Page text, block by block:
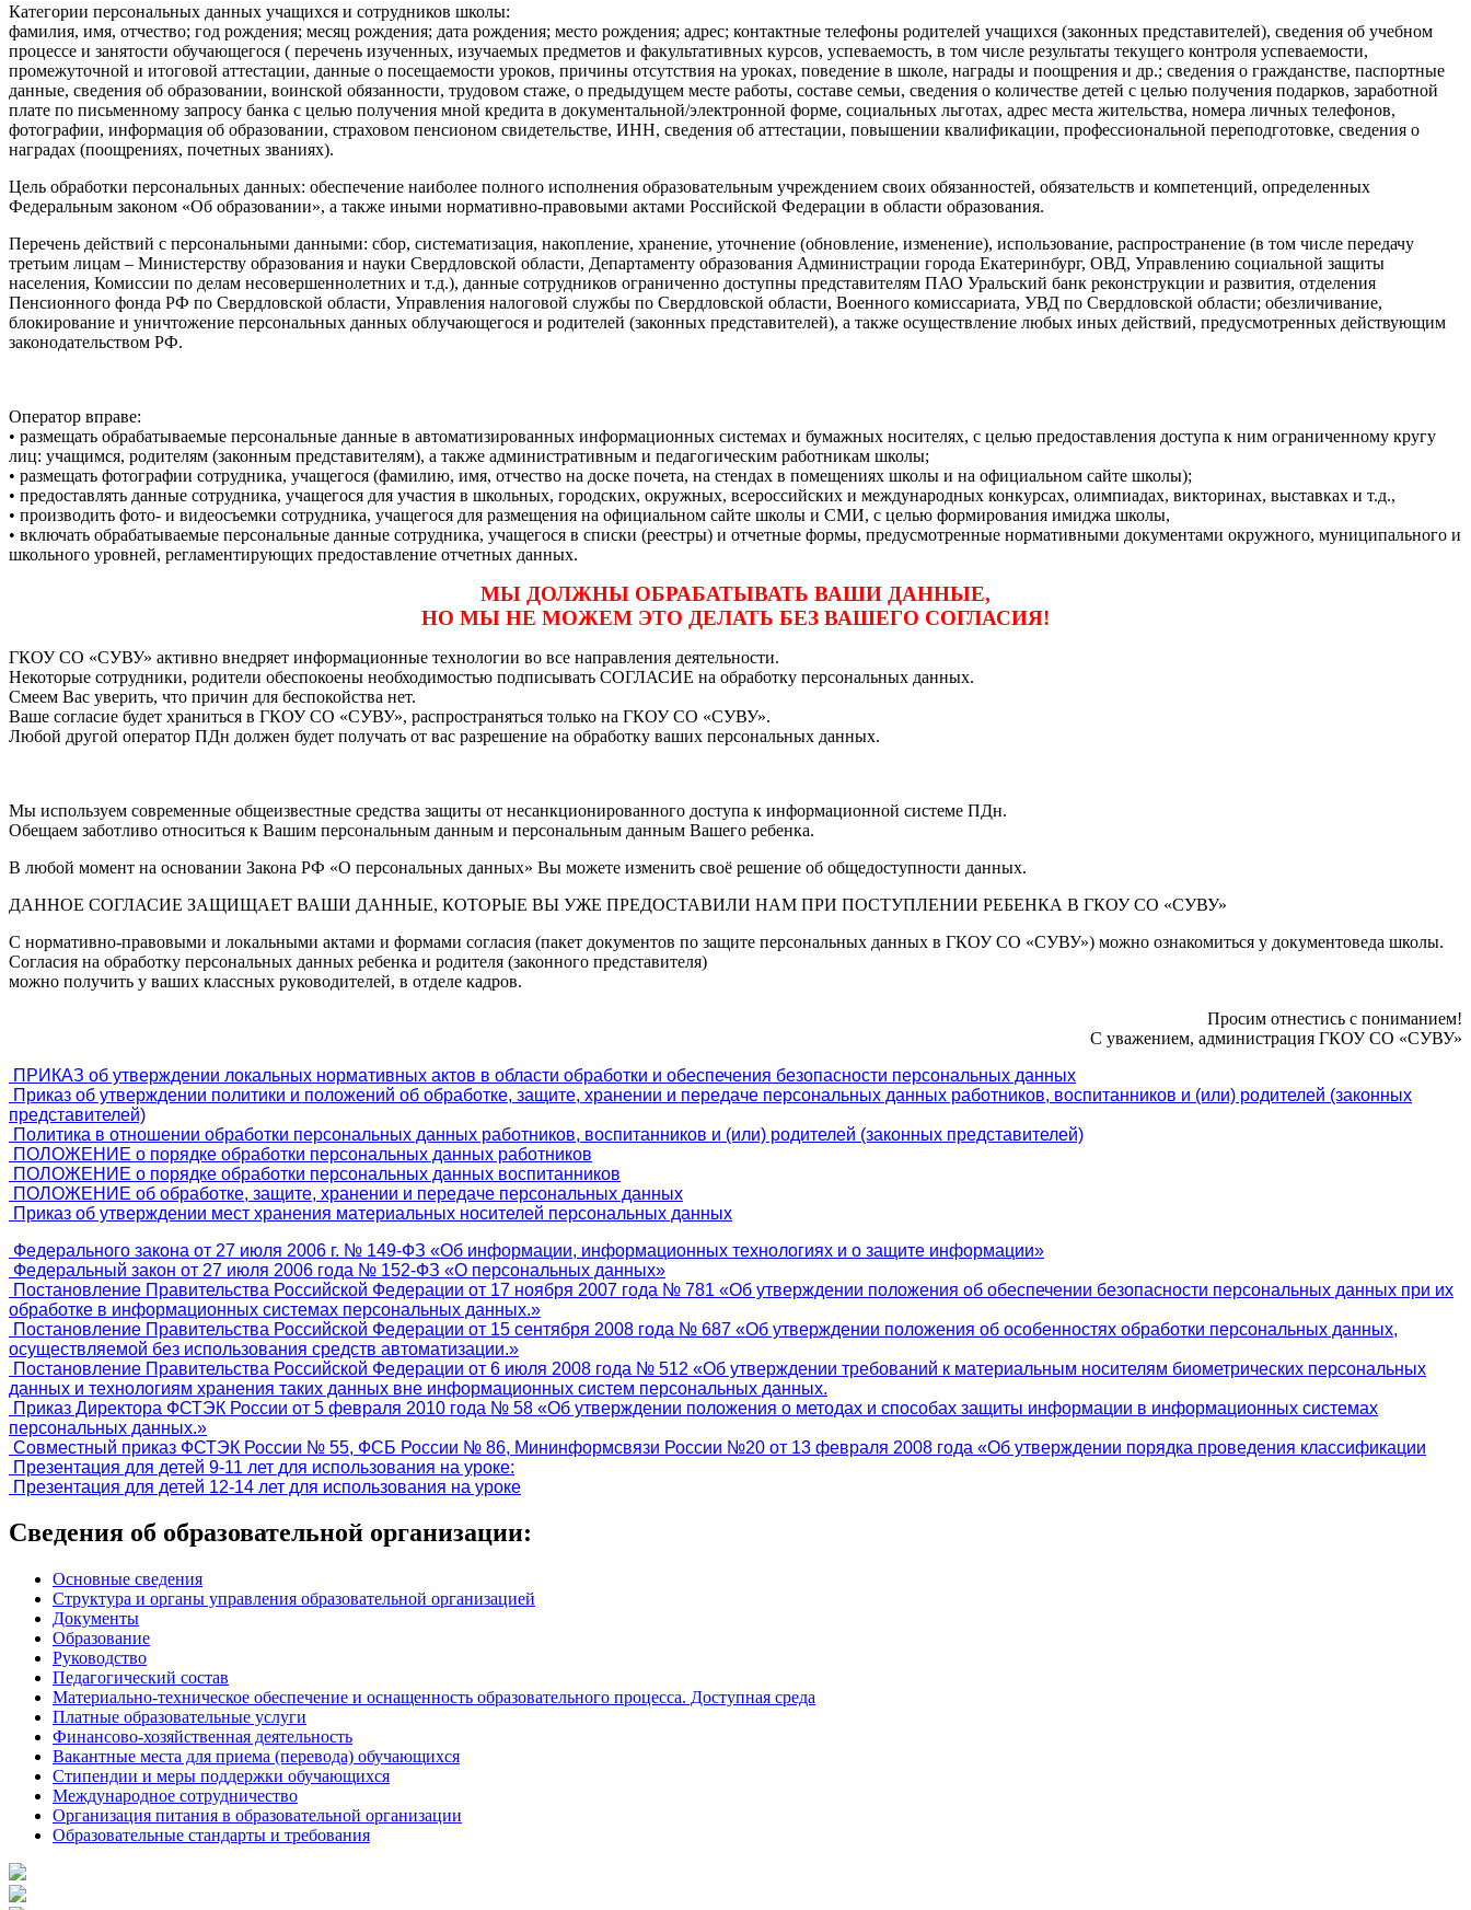
Категории персональных данных учащихся и сотрудников школы:
фамилия, имя, отчество; год рождения; месяц рождения; дата рождения; место рождения; адрес; контактные телефоны родителей учащихся (законных представителей), сведения об учебном
процессе и занятости обучающегося ( перечень изученных, изучаемых предметов и факультативных курсов, успеваемость, в том числе результаты текущего контроля успеваемости,
промежуточной и итоговой аттестации, данные о посещаемости уроков, причины отсутствия на уроках, поведение в школе, награды и поощрения и др.; сведения о гражданстве, паспортные
данные, сведения об образовании, воинской обязанности, трудовом стаже, о предыдущем месте работы, составе семьи, сведения о количестве детей с целью получения подарков, заработной
плате по письменному запросу банка с целью получения мной кредита в документальной/электронной форме, социальных льготах, адрес места жительства, номера личных телефонов,
фотографии, информация об образовании, страховом пенсионом свидетельстве, ИНН, сведения об аттестации, повышении квалификации, профессиональной переподготовке, сведения о
наградах (поощрениях, почетных званиях).
Цель обработки персональных данных: обеспечение наиболее полного исполнения образовательным учреждением своих обязанностей, обязательств и компетенций, определенных
Федеральным законом «Об образовании», а также иными нормативно-правовыми актами Российской Федерации в области образования.
Перечень действий с персональными данными: сбор, систематизация, накопление, хранение, уточнение (обновление, изменение), использование, распространение (в том числе передачу
третьим лицам – Министерству образования и науки Свердловской области, Департаменту образования Администрации города Екатеринбург, ОВД, Управлению социальной защиты
населения, Комиссии по делам несовершеннолетних и т.д.), данные сотрудников ограниченно доступны представителям ПАО Уральский банк реконструкции и развития, отделения
Пенсионного фонда РФ по Свердловской области, Управления налоговой службы по Свердловской области, Военного комиссариата, УВД по Свердловской области; обезличивание,
блокирование и уничтожение персональных данных облучающегося и родителей (законных представителей), а также осуществление любых иных действий, предусмотренных действующим
законодательством РФ.
Оператор вправе:
• размещать обрабатываемые персональные данные в автоматизированных информационных системах и бумажных носителях, с целью предоставления доступа к ним ограниченному кругу
лиц: учащимся, родителям (законным представителям), а также административным и педагогическим работникам школы;
• размещать фотографии сотрудника, учащегося (фамилию, имя, отчество на доске почета, на стендах в помещениях школы и на официальном сайте школы);
• предоставлять данные сотрудника, учащегося для участия в школьных, городских, окружных, всероссийских и международных конкурсах, олимпиадах, викторинах, выставках и т.д.,
• производить фото- и видеосъемки сотрудника, учащегося для размещения на официальном сайте школы и СМИ, с целью формирования имиджа школы,
• включать обрабатываемые персональные данные сотрудника, учащегося в списки (реестры) и отчетные формы, предусмотренные нормативными документами окружного, муниципального и
школьного уровней, регламентирующих предоставление отчетных данных.
МЫ ДОЛЖНЫ ОБРАБАТЫВАТЬ ВАШИ ДАННЫЕ,
НО МЫ НЕ МОЖЕМ ЭТО ДЕЛАТЬ БЕЗ ВАШЕГО СОГЛАСИЯ!
ГКОУ СО «СУВУ» активно внедряет информационные технологии во все направления деятельности.
Некоторые сотрудники, родители обеспокоены необходимостью подписывать СОГЛАСИЕ на обработку персональных данных.
Смеем Вас уверить, что причин для беспокойства нет.
Ваше согласие будет храниться в ГКОУ СО «СУВУ», распространяться только на ГКОУ СО «СУВУ».
Любой другой оператор ПДн должен будет получать от вас разрешение на обработку ваших персональных данных.
Мы используем современные общеизвестные средства защиты от несанкционированного доступа к информационной системе ПДн.
Обещаем заботливо относиться к Вашим персональным данным и персональным данным Вашего ребенка.
В любой момент на основании Закона РФ «О персональных данных» Вы можете изменить своё решение об общедоступности данных.
ДАННОЕ СОГЛАСИЕ ЗАЩИЩАЕТ ВАШИ ДАННЫЕ, КОТОРЫЕ ВЫ УЖЕ ПРЕДОСТАВИЛИ НАМ ПРИ ПОСТУПЛЕНИИ РЕБЕНКА В ГКОУ СО «СУВУ»
С нормативно-правовыми и локальными актами и формами согласия (пакет документов по защите персональных данных в ГКОУ СО «СУВУ») можно ознакомиться у документоведа школы.
Согласия на обработку персональных данных ребенка и родителя (законного представителя)
можно получить у ваших классных руководителей, в отделе кадров.
Просим отнестись с пониманием!
С уважением, администрация ГКОУ СО «СУВУ»
ПРИКАЗ об утверждении локальных нормативных актов в области обработки и обеспечения безопасности персональных данных
Приказ об утверждении политики и положений об обработке, защите, хранении и передаче персональных данных работников, воспитанников и (или) родителей (законных
представителей)
Политика в отношении обработки персональных данных работников, воспитанников и (или) родителей (законных представителей)
ПОЛОЖЕНИЕ о порядке обработки персональных данных работников
ПОЛОЖЕНИЕ о порядке обработки персональных данных воспитанников
ПОЛОЖЕНИЕ об обработке, защите, хранении и передаче персональных данных
Приказ об утверждении мест хранения материальных носителей персональных данных
Федерального закона от 27 июля 2006 г. № 149-ФЗ «Об информации, информационных технологиях и о защите информации»
Федеральный закон от 27 июля 2006 года № 152-ФЗ «О персональных данных»
Постановление Правительства Российской Федерации от 17 ноября 2007 года № 781 «Об утверждении положения об обеспечении безопасности персональных данных при их
обработке в информационных системах персональных данных.»
Постановление Правительства Российской Федерации от 15 сентября 2008 года № 687 «Об утверждении положения об особенностях обработки персональных данных,
осуществляемой без использования средств автоматизации.»
Постановление Правительства Российской Федерации от 6 июля 2008 года № 512 «Об утверждении требований к материальным носителям биометрических персональных
данных и технологиям хранения таких данных вне информационных систем персональных данных.
Приказ Директора ФСТЭК России от 5 февраля 2010 года № 58 «Об утверждении положения о методах и способах защиты информации в информационных системах
персональных данных.»
Совместный приказ ФСТЭК России № 55, ФСБ России № 86, Мининформсвязи России №20 от 13 февраля 2008 года «Об утверждении порядка проведения классификации
Презентация для детей 9-11 лет для использования на уроке:
Презентация для детей 12-14 лет для использования на уроке
Сведения об образовательной организации:
Основные сведения
Структура и органы управления образовательной организацией
Документы
Образование
Руководство
Педагогический состав
Материально-техническое обеспечение и оснащенность образовательного процесса. Доступная среда
Платные образовательные услуги
Финансово-хозяйственная деятельность
Вакантные места для приема (перевода) обучающихся
Стипендии и меры поддержки обучающихся
Международное сотрудничество
Организация питания в образовательной организации
Образовательные стандарты и требования